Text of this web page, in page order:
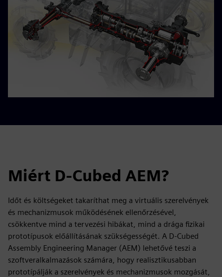
Miért D-Cubed AEM?
Időt és költségeket takaríthat meg a virtuális szerelvények
és mechanizmusok működésének ellenőrzésével,
csökkentve mind a tervezési hibákat, mind a drága fizikai
prototípusok előállításának szükségességét. A D-Cubed
Assembly Engineering Manager (AEM) lehetővé teszi a
szoftveralkalmazások számára, hogy realisztikusabban
prototípálják a szerelvények és mechanizmusok mozgását,